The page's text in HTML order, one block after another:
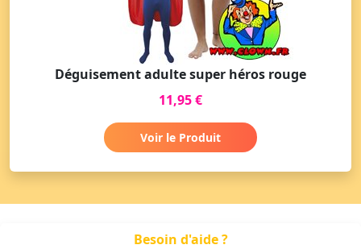
Déguisement adulte super héros rouge
11,95 €
Voir le Produit
Besoin d'aide ?